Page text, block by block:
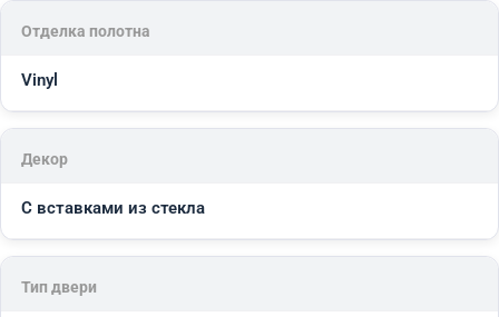
Отделка полотна
Vinyl
Декор
С вставками из стекла
Тип двери